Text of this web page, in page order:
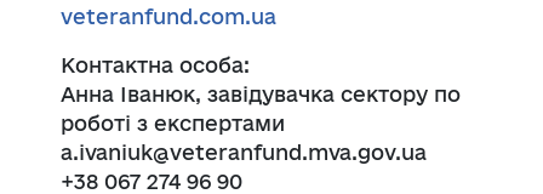
veteranfund.com.ua
Контактна особа:
Анна Іванюк, завідувачка сектору по
роботі з експертами
a.ivaniuk@veteranfund.mva.gov.ua
+38 067 274 96 90